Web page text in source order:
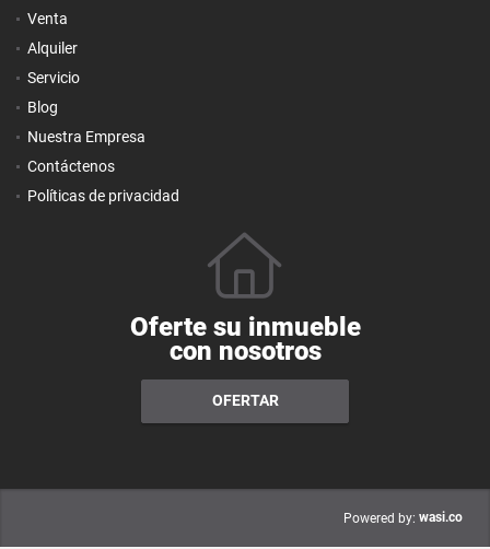
Venta
Alquiler
Servicio
Blog
Nuestra Empresa
Contáctenos
Políticas de privacidad
Oferte su inmueble
con nosotros
OFERTAR
Powered by: wasi.co